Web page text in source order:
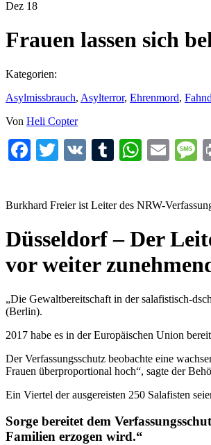
Dez 18
Frauen lassen sich
Kategorien:
Asylmissbrauch, Asylterror, Ehrenmord,
Von Heli Copter
Facebook
Twitter
VK Tumblr
Burkhard Freier ist Leiter des NRW-
Düsseldorf – Der
vor weiter
„Die Gewaltbereitschaft in der salafistisch-
(Berlin).
2017 habe es in der Europäischen Union
Der Verfassungsschutz beobachte eine
Frauen überproportional hoch“, sagte der
Ein Viertel der ausgereisten 250 Salafisten
Sorge bereitet dem
Familien erzogen wird.“